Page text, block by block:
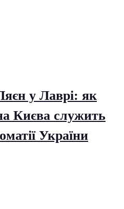
у Лаврі: як
Києва служить
України